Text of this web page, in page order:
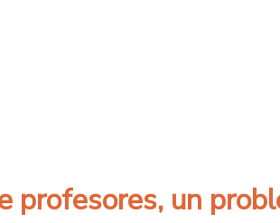
déficit de profesores
profesores, un